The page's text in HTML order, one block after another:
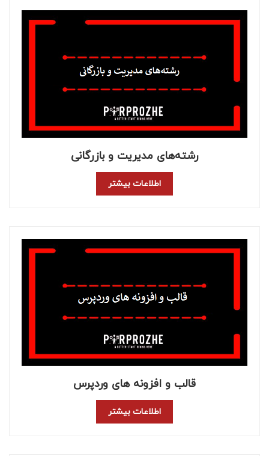
رشته‌های مدیریت و بازرگانی
اطلاعات بیشتر
قالب و افزونه های وردپرس
اطلاعات بیشتر